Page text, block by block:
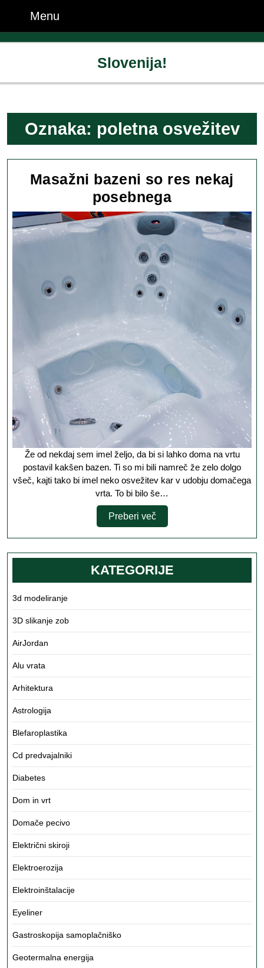
content
Menu
Slovenija!
Oznaka: poletna osvežitev
Masažni bazeni so res nekaj
posebnegaMasažni
bazeni
so
res
nekaj
posebnega
Že od nekdaj sem imel željo, da bi si lahko doma na vrtu
postavil kakšen bazen. Ti so mi bili namreč že zelo dolgo
všeč, kajti tako bi imel neko osvežitev kar v udobju domačega
vrta. To bi bilo še…
Preberi večPreberi
več
KATEGORIJE
3d modeliranje
3D slikanje zob
AirJordan
Alu vrata
Arhitektura
Astrologija
Blefaroplastika
Cd predvajalniki
Diabetes
Dom in vrt
Domače pecivo
Električni skiroji
Elektroerozija
Elektroinštalacije
Eyeliner
Gastroskopija samoplačniško
Geotermalna energija